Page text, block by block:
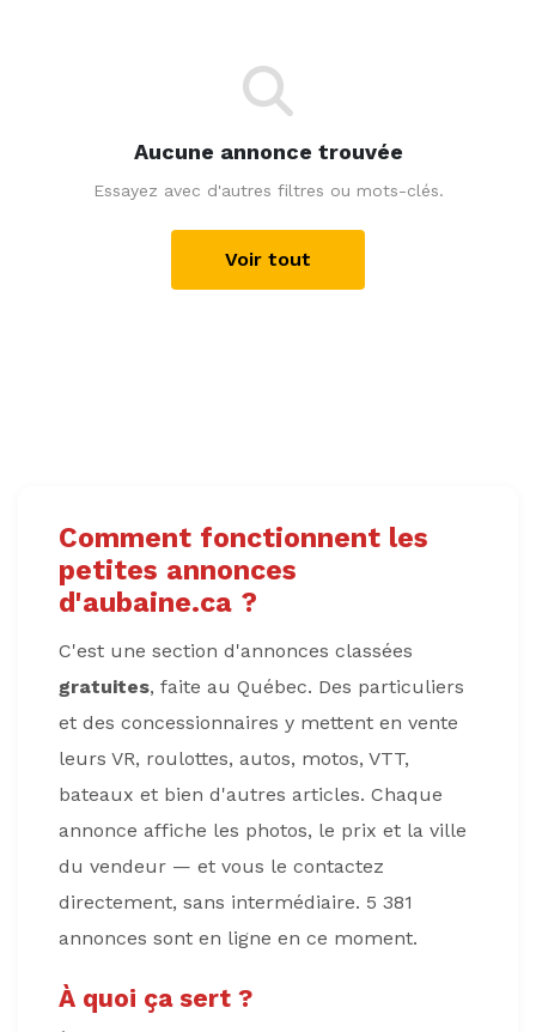
Aucune annonce trouvée
Essayez avec d'autres filtres ou mots-clés.
Voir tout
Comment fonctionnent les
petites annonces
d'aubaine.ca ?
C'est une section d'annonces classées
gratuites, faite au Québec. Des particuliers
et des concessionnaires y mettent en vente
leurs VR, roulottes, autos, motos, VTT,
bateaux et bien d'autres articles. Chaque
annonce affiche les photos, le prix et la ville
du vendeur — et vous le contactez
directement, sans intermédiaire. 5 381
annonces sont en ligne en ce moment.
À quoi ça sert ?